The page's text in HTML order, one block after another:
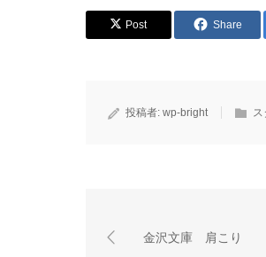
Post Share
投稿者: wp-bright ス
金沢文庫 肩こり